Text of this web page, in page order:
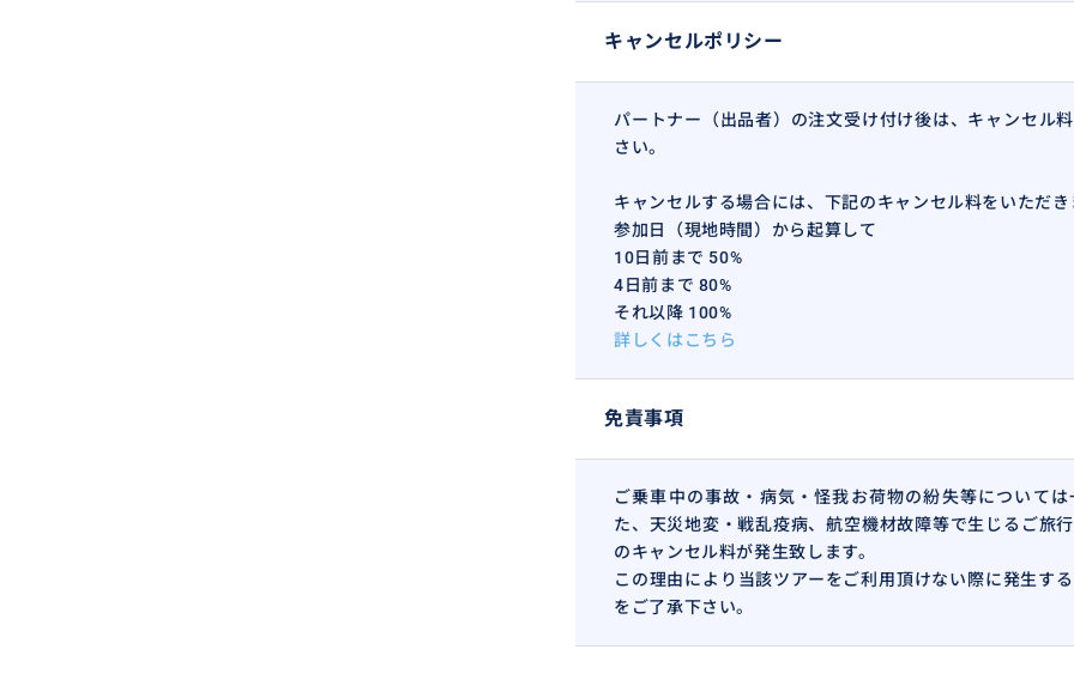
キャンセルポリシー
パートナー（出品者）の注文受け付け後は、キャンセル
さい。
キャンセルする場合には、下記のキャンセル料をいただき
参加日（現地時間）から起算して
10日前まで 50%
4日前まで 80%
それ以降 100%
詳しくはこちら
免責事項
ご乗車中の事故・病気・怪我お荷物の紛失等について
た、天災地変・戦乱疫病、航空機材故障等で生じるご旅
のキャンセル料が発生致します。
この理由により当該ツアーをご利用頂けない際に発生す
をご了承下さい。